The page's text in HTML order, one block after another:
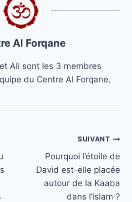
Al Forqane
Ali sont les 3 membres
du Centre Al Forqane.
SUIVANT
Pourquoi l’étoile de
David est-elle placée
autour de la Kaaba
dans l’islam ?